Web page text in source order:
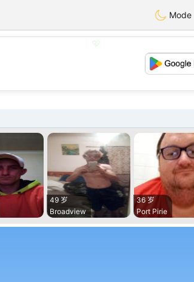
Mode
49 岁
Broadview
36 岁
Port Pirie